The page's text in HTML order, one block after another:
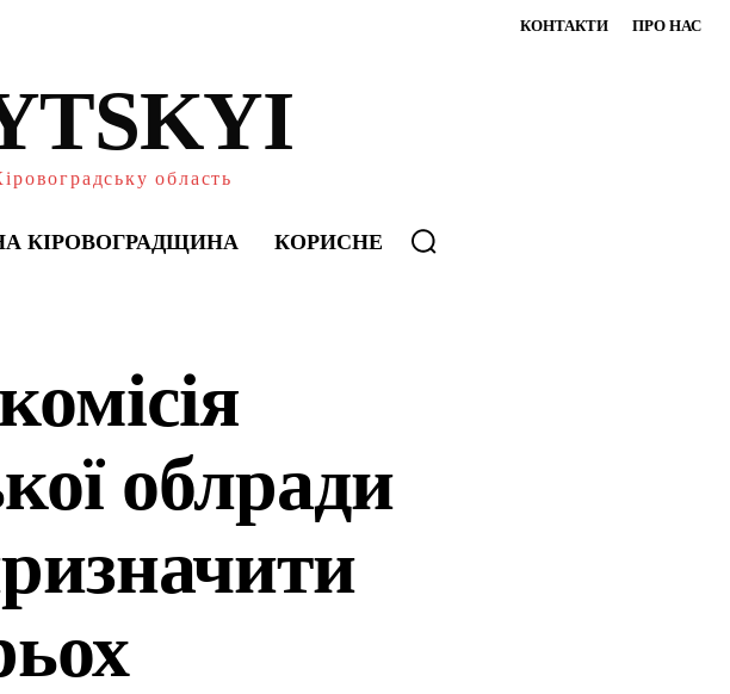
КОНТАКТИ ПРО НАС
область
КІРОВОГРАДЩИНА КОРИСНЕ
облради